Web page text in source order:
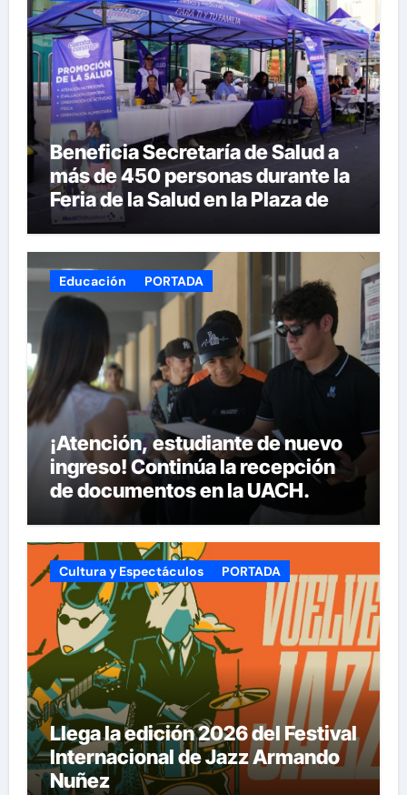
Beneficia Secretaría de Salud a
más de 450 personas durante la
Feria de la Salud en la Plaza de
Armas
Educación PORTADA
¡Atención, estudiante de nuevo
ingreso! Continúa la recepción
de documentos en la UACH.
Cultura y Espectáculos PORTADA
Llega la edición 2026 del Festival
Internacional de Jazz Armando
Nuñez